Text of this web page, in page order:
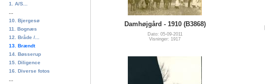
1. A/S...
10. Bjergesø
11. Bognæs
12. Bråde /...
13. Brændt
14. Bøsserup
15. Diligence
16. Diverse fotos
Damhøjgård - 1910 (B3868)
Dato: 05-09-2011
Visninger: 1917